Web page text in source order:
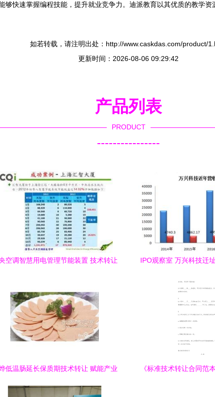
快速掌握编程技能，提升就业竞争力。迪派教育以其优质的教学
如若转载，请注明出处：http://www.caskdas.com/product/
更新时间：2026-08-06 09:29:42
产品列表
PRODUCT
----------------
空调智慧用电管理节能装置 技术转让
IPO观察室 万兴科技迁
低温肠延长保质期技术转让 赋能产业
《标准技术转让合同